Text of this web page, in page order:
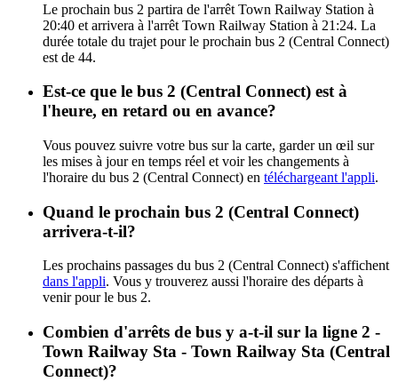
Le prochain bus 2 partira de l'arrêt Town Railway Station à
20:40 et arrivera à l'arrêt Town Railway Station à 21:24. La
durée totale du trajet pour le prochain bus 2 (Central Connect)
est de 44.
Est-ce que le bus 2 (Central Connect) est à
l'heure, en retard ou en avance?
Vous pouvez suivre votre bus sur la carte, garder un œil sur
les mises à jour en temps réel et voir les changements à
l'horaire du bus 2 (Central Connect) en téléchargeant l'appli.
Quand le prochain bus 2 (Central Connect)
arrivera-t-il?
Les prochains passages du bus 2 (Central Connect) s'affichent
dans l'appli. Vous y trouverez aussi l'horaire des départs à
venir pour le bus 2.
Combien d'arrêts de bus y a-t-il sur la ligne 2 -
Town Railway Sta - Town Railway Sta (Central
Connect)?